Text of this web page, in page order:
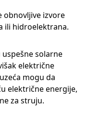
obnovljive izvore
ili hidroelektrana.
solarne
električne
mogu da
električne energije,
za struju.